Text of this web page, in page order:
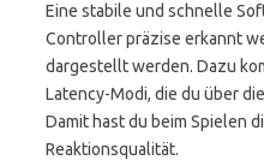
Eine stabile und schnelle
Controller präzise erkannt
dargestellt werden. Dazu
Latency-Modi, die du über
Damit hast du beim Spielen
Reaktionsqualität.